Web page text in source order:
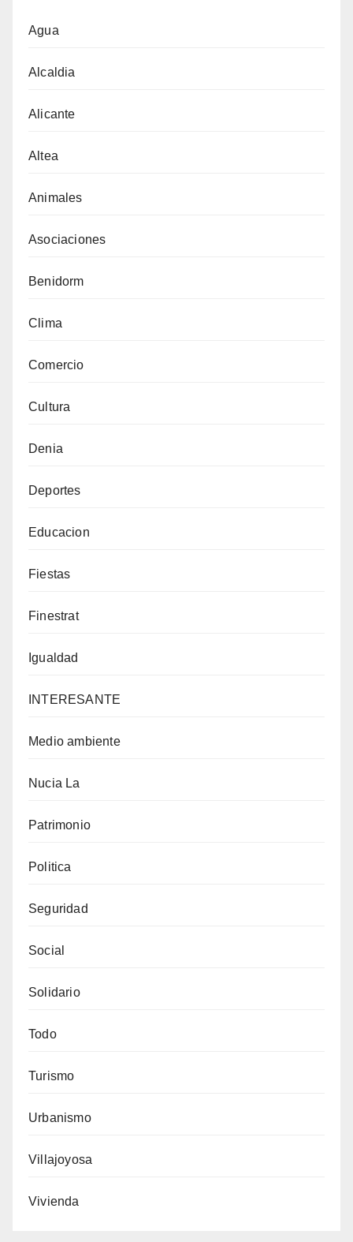
Agua
Alcaldia
Alicante
Altea
Animales
Asociaciones
Benidorm
Clima
Comercio
Cultura
Denia
Deportes
Educacion
Fiestas
Finestrat
Igualdad
INTERESANTE
Medio ambiente
Nucia La
Patrimonio
Politica
Seguridad
Social
Solidario
Todo
Turismo
Urbanismo
Villajoyosa
Vivienda